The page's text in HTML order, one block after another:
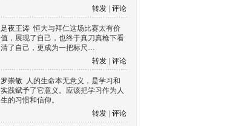
转发
评论
足夜王涛 恒大与拜仁这场比赛太有价
值，展现了自己，也终于真刀真枪下看
清了自己，更成为一把标尺…
转发
评论
罗崇敏 人的生命本无意义，是学习和
实践赋予了它意义。应该把学习作为人
生的习惯和信仰。
转发
评论